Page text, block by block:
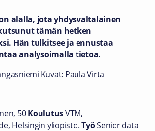
alalla, jota yhdysvaltalainen
tämän hetken
Hän tulkitsee ja ennustaa
analysoimalla tietoa.
Kuvat: Paula Virta
50KoulutusVTM,
Helsingin yliopisto.TyöSenior data